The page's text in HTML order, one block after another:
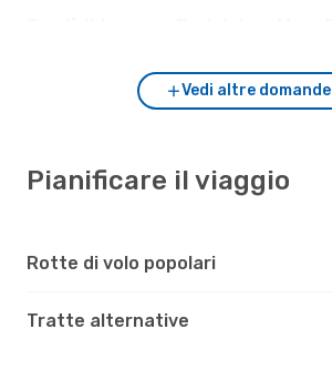
Vedi altre domande
Pianificare il viaggio
Rotte di volo popolari
Tratte alternative